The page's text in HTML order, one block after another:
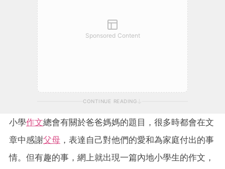
Sponsored Content
CONTINUE READING
小學作文總會有關於爸爸媽媽的題目，很多時都會在文
章中感謝父母 ，表達自己對他們的愛和為家庭付出的事
情。但有趣的事，網上就出現一篇內地小學生的作文，